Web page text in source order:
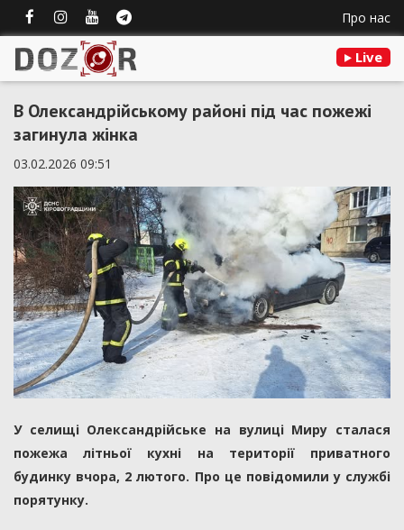
Про нас
Live
В Олександрійському районі під час пожежі
загинула жінка
03.02.2026 09:51
У селищі Олександрійське на вулиці Миру сталася
пожежа літньої кухні на території приватного
будинку вчора, 2 лютого. Про це повідомили у службі
порятунку.